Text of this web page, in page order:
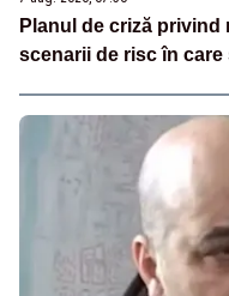
Planul de criză privind
scenarii de risc în care